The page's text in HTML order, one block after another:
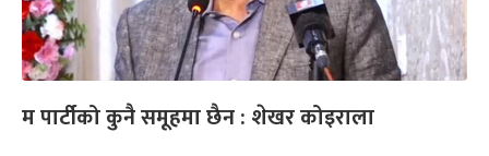
म पार्टीको कुनै समूहमा छैन : शेखर कोइराला